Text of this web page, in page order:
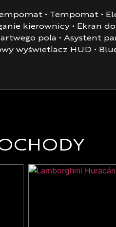
• Tempomat •
kierownicy • Ekran
pola • Asystent
wyświetlacz HUD •